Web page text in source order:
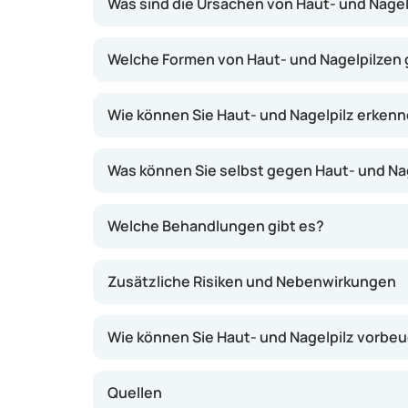
Dadurch können bestimmte Pilz- und
Pityriasis versicolor hingegen nicht. Ob ein
Welche Formen von Haut- und Nagelpilzen
Wie können Sie Haut- und Nagelpilz
Was können Sie selbst gegen Haut- und
Welche Behandlungen gibt es?
Zusätzliche Risiken und Nebenwirkungen
Wie können Sie Haut- und Nagelpilz
Quellen